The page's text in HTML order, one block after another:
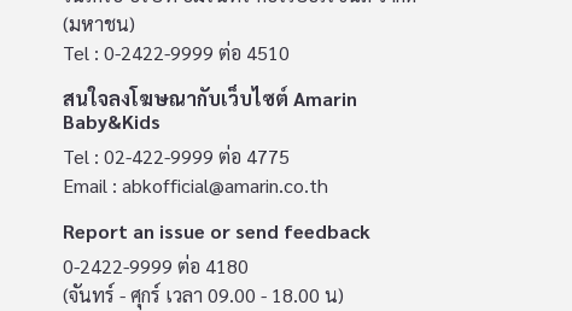
(มหาชน)
Tel : 0-2422-9999 ต่อ 4510
สนใจลงโฆษณากับเว็บไซต์ Amarin
Baby&Kids
Tel : 02-422-9999 ต่อ 4775
Email : abkofficial@amarin.co.th
Report an issue or send feedback
0-2422-9999 ต่อ 4180
(จันทร์ - ศุกร์ เวลา 09.00 - 18.00 น)